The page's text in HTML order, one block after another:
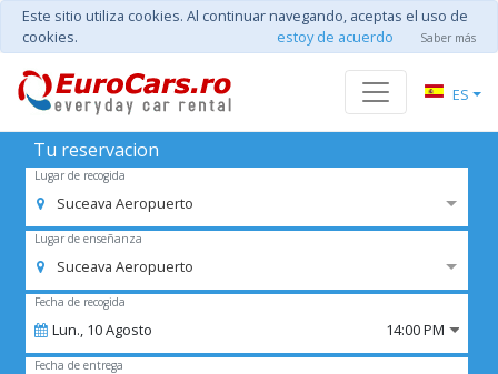
Este sitio utiliza cookies. Al continuar navegando, aceptas el uso de
cookies.
estoy de acuerdo Saber más
ES
Tu reservacion
Lugar de recogida
Suceava Aeropuerto
Lugar de enseñanza
Suceava Aeropuerto
Fecha de recogida
Lun., 10Agosto 14:00 PM
Fecha de entrega